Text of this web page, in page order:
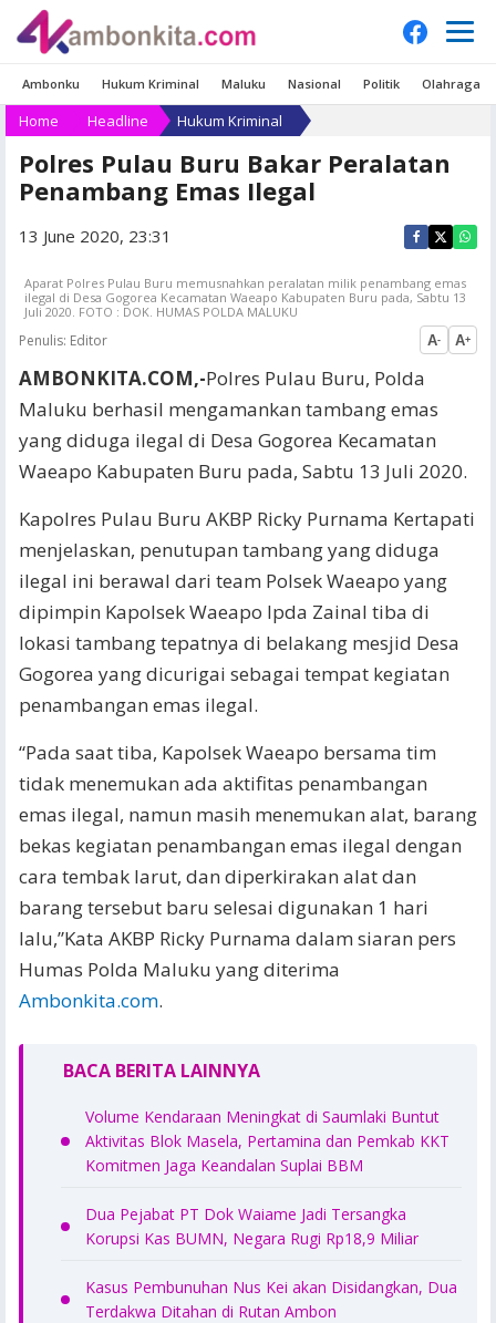
Ambonku Hukum Kriminal Maluku Nasional Politik Olahraga
Home Headline Hukum Kriminal
Polres Pulau Buru Bakar Peralatan
Penambang Emas Ilegal
13 June 2020, 23:31
Aparat Polres Pulau Buru memusnahkan peralatan milik penambang emas
ilegal di Desa Gogorea Kecamatan Waeapo Kabupaten Buru pada, Sabtu 13
Juli 2020. FOTO : DOK. HUMAS POLDA MALUKU
Penulis: Editor A- A+
AMBONKITA.COM,-Polres Pulau Buru, Polda
Maluku berhasil mengamankan tambang emas
yang diduga ilegal di Desa Gogorea Kecamatan
Waeapo Kabupaten Buru pada, Sabtu 13 Juli 2020.
Kapolres Pulau Buru AKBP Ricky Purnama Kertapati
menjelaskan, penutupan tambang yang diduga
ilegal ini berawal dari team Polsek Waeapo yang
dipimpin Kapolsek Waeapo Ipda Zainal tiba di
lokasi tambang tepatnya di belakang mesjid Desa
Gogorea yang dicurigai sebagai tempat kegiatan
penambangan emas ilegal.
“Pada saat tiba, Kapolsek Waeapo bersama tim
tidak menemukan ada aktifitas penambangan
emas ilegal, namun masih menemukan alat, barang
bekas kegiatan penambangan emas ilegal dengan
cara tembak larut, dan diperkirakan alat dan
barang tersebut baru selesai digunakan 1 hari
lalu,”Kata AKBP Ricky Purnama dalam siaran pers
Humas Polda Maluku yang diterima
Ambonkita.com.
BACA BERITA LAINNYA
Volume Kendaraan Meningkat di Saumlaki Buntut
Aktivitas Blok Masela, Pertamina dan Pemkab KKT
Komitmen Jaga Keandalan Suplai BBM
Dua Pejabat PT Dok Waiame Jadi Tersangka
Korupsi Kas BUMN, Negara Rugi Rp18,9 Miliar
Kasus Pembunuhan Nus Kei akan Disidangkan, Dua
Terdakwa Ditahan di Rutan Ambon